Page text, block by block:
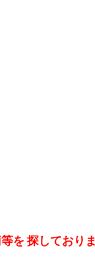
を 探しておりま